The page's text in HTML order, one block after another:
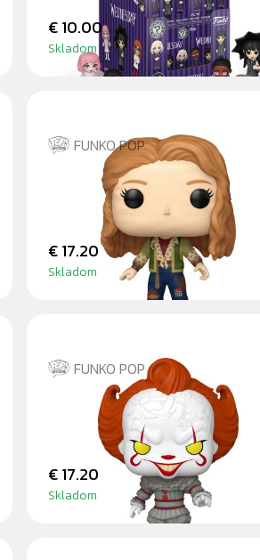
€ 10.00
Skladom
FUNKO POP
MAX MAYFIELD
€ 17.20
Skladom
FUNKO POP
PENNYWISE - WELCOME TO
DERRY
€ 17.20
Skladom